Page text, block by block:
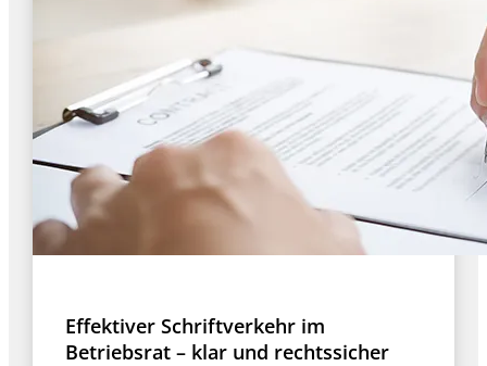
Effektiver Schriftverkehr im
Betriebsrat – klar und rechtssicher